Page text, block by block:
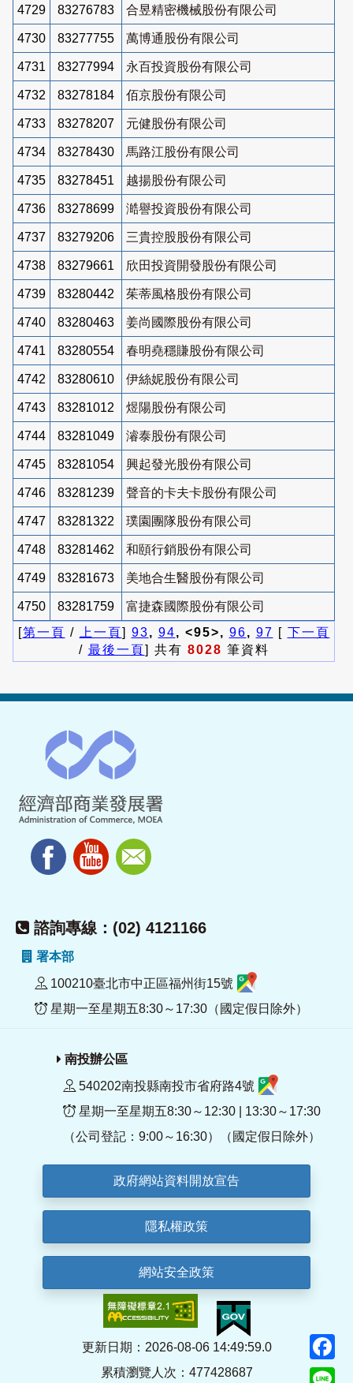
4729 83276783 合昱精密機械股份有限公司
4730 83277755 萬博通股份有限公司
4731 83277994 永百投資股份有限公司
4732 83278184 佰京股份有限公司
4733 83278207 元健股份有限公司
4734 83278430 馬路江股份有限公司
4735 83278451 越揚股份有限公司
4736 83278699 澔譽投資股份有限公司
4737 83279206 三貴控股股份有限公司
4738 83279661 欣田投資開發股份有限公司
4739 83280442 茱蒂風格股份有限公司
4740 83280463 姜尚國際股份有限公司
4741 83280554 春明堯穩賺股份有限公司
4742 83280610 伊絲妮股份有限公司
4743 83281012 煜陽股份有限公司
4744 83281049 濬泰股份有限公司
4745 83281054 興起發光股份有限公司
4746 83281239 聲音的卡夫卡股份有限公司
4747 83281322 璞園團隊股份有限公司
4748 83281462 和頤行銷股份有限公司
4749 83281673 美地合生醫股份有限公司
4750 83281759
富捷森國際股份有限公司
[第一頁 / 上一頁] 93, 94, <95>, 96, 97 [ 下一頁
/ 最後一頁] 共有 8028 筆資料
諮詢專線：(02) 4121166
署本部
100210臺北市中正區福州街15號
星期一至星期五8:30～17:30（國定假日除外）
南投辦公區
540202南投縣南投市省府路4號
星期一至星期五8:30～12:30 | 13:30～17:30
（公司登記：9:00～16:30）（國定假日除外）
政府網站資料開放宣告
隱私權政策
網站安全政策
更新日期：2026-08-06 14:49:59.0
累積瀏覽人次：477428687